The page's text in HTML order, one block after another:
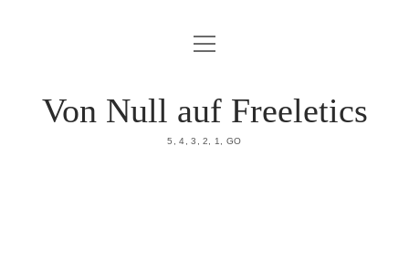
HOME
Menü
öffnen
Von Null auf Freeletics
5, 4, 3, 2, 1, GO